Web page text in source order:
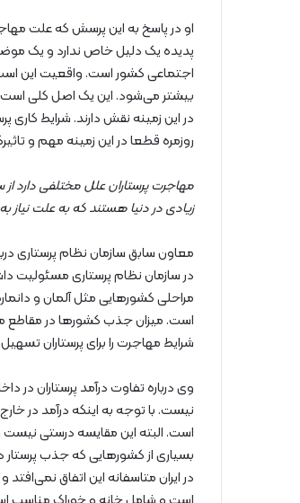
او در پاسخ به این پرسش که علت
پدیده یک دلیل خاص ندارد و یک
اجتماعی کشور است. واقعیت این
بیشتر می‌شود. این یک اصل کلی است
در این زمینه نقش دارند. شرایط کاری
روزمره قطعا در این زمینه مهم و
مهاجرت پرستاران علل مختلفی دارد
زیادی در دنیا هستند که به علت نیاز
معاون سابق سازمان نظام پرستاری
در سازمان نظام پرستاری مسئولیت
مراحلی کشورهایی مثل آلمان و
است. میزان جذب کشورها در مقاطع
شرایط مهاجرت را برای پرستاران
وی درباره تفاوت درآمد پرستاران در
نیست. با توجه به اینکه درآمد در
است. البته این مقایسه درستی نیست
بسیاری از کشورهایی که جذب پرستار
در ایران متاسفانه این اتفاق